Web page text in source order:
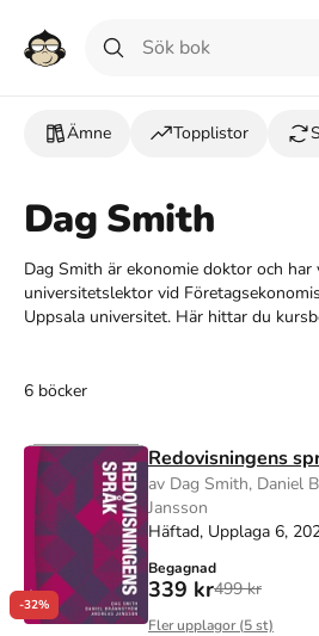
Ämne Topplistor
Dag Smith
Dag Smith är ekonomie doktor och har
universitets­lektor vid
Uppsala universitet. Här hittar du
6 böcker
-32%
Redovisningens
av Dag Smith, Daniel
Jansson
Häftad, Upplaga 6,
Begagnad
339 kr499 kr
Fler upplagor (5st)